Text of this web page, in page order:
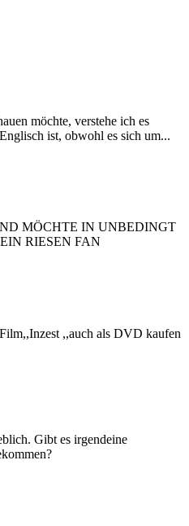
möchte, verstehe ich es
ist, obwohl es sich um...
MÖCHTE IN UNBEDINGT
RIESEN FAN
,,auch als DVD kaufen
Gibt es irgendeine